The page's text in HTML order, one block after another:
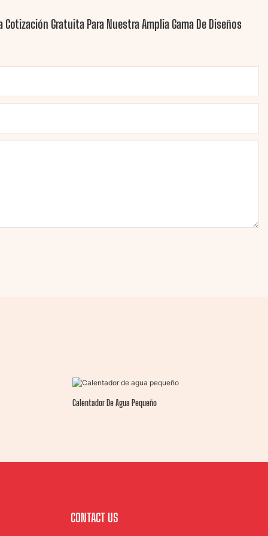
Gratuita Para Nuestra Amplia Gama De Diseños
Calentador De Agua Pequeño
CONTACT US